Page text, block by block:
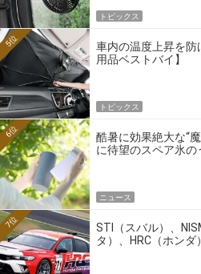
トピックス
車内の温度上昇を
用品ベストバイ】
5位
トピックス
酷暑に効果絶大な“
に待望のスペア氷の
6位
ニュース
STI（スバル）、
タ）、HRC（ホン
7位